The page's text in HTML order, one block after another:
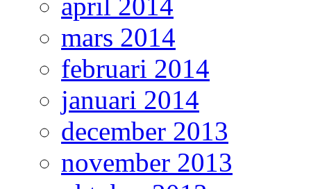
mars 2014
februari 2014
januari 2014
december 2013
november 2013